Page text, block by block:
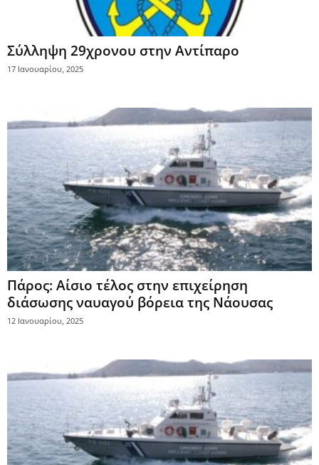
Σύλληψη 29χρονου στην Αντίπαρο
17 Ιανουαρίου, 2025
Πάρος: Αίσιο τέλος στην επιχείρηση
διάσωσης ναυαγού βόρεια της Νάουσας
12 Ιανουαρίου, 2025